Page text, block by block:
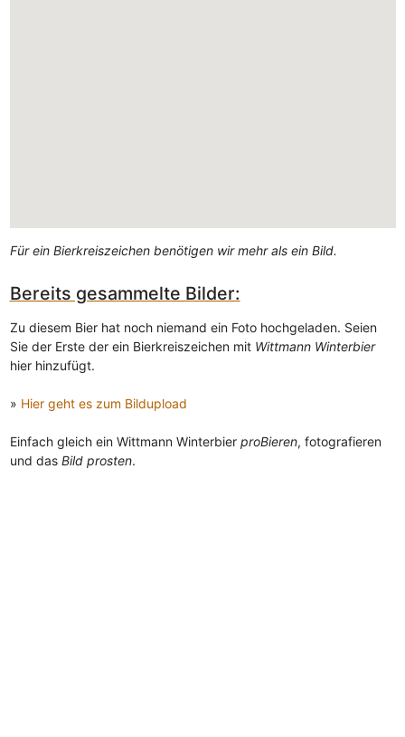
Für ein Bierkreiszeichen benötigen wir mehr als ein Bild.
Bereits gesammelte Bilder:
Zu diesem Bier hat noch niemand ein Foto hochgeladen. Seien
Sie der Erste der ein Bierkreiszeichen mit Wittmann Winterbier
hier hinzufügt.
» Hier geht es zum Bildupload
Einfach gleich ein Wittmann Winterbier proBieren, fotografieren
und das Bild prosten.